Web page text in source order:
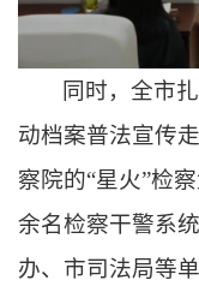
同时，全市
动档案普法宣传
察院的“星火”检
余名检察干警系
办、市司法局等